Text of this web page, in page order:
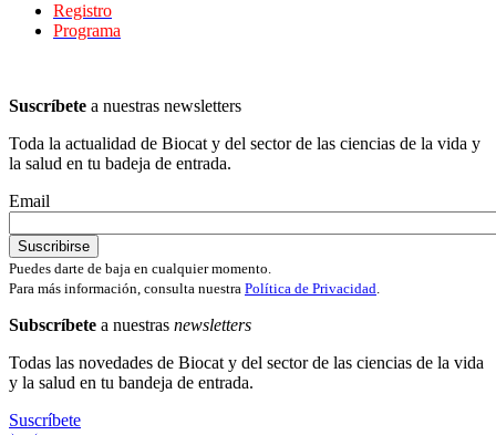
Registro
Programa
Suscríbete a nuestras newsletters
Toda la actualidad de Biocat y del sector de las ciencias de la vida y
la salud en tu badeja de entrada.
Email
Puedes darte de baja en cualquier momento.
Para más información, consulta nuestra Política de Privacidad.
Subscríbete a nuestras newsletters
Todas las novedades de Biocat y del sector de las ciencias de la vida
y la salud en tu bandeja de entrada.
Suscríbete